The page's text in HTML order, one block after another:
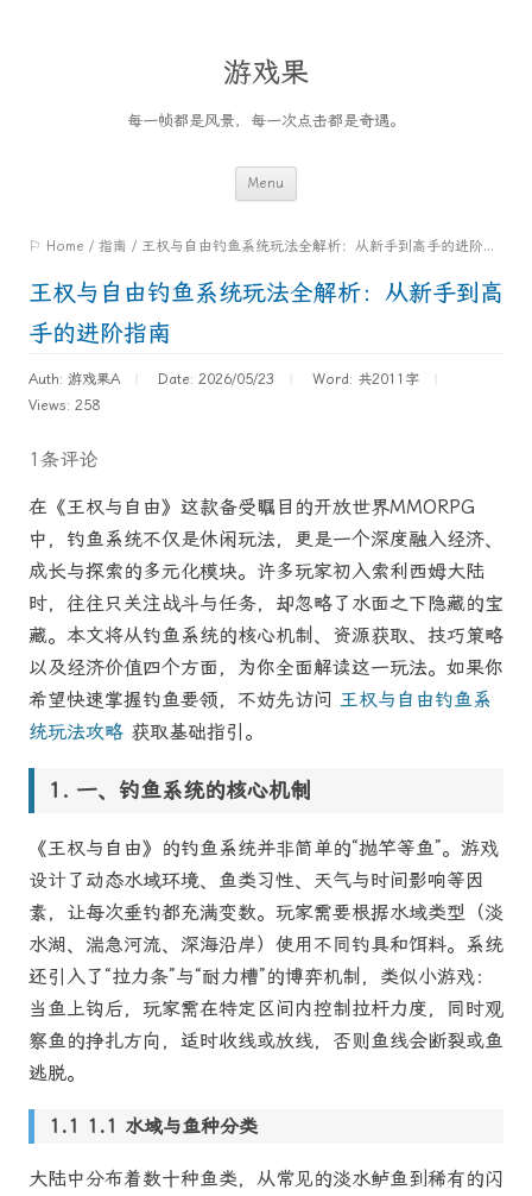
游戏果
每一帧都是风景，每一次点击都是奇遇。
Menu
content
⚐ Home / 指南 / 王权与自由钓鱼系统玩法全解析：从新手到高手的进阶指南
王权与自由钓鱼系统玩法全解析：从新手到高
手的进阶指南
Auth: 游戏果A Date: 2026/05/23 Word: 共2011字
Views: 258
1条评论
在《王权与自由》这款备受瞩目的开放世界MMORPG
中，钓鱼系统不仅是休闲玩法，更是一个深度融入经济、
成长与探索的多元化模块。许多玩家初入索利西姆大陆
时，往往只关注战斗与任务，却忽略了水面之下隐藏的宝
藏。本文将从钓鱼系统的核心机制、资源获取、技巧策略
以及经济价值四个方面，为你全面解读这一玩法。如果你
希望快速掌握钓鱼要领，不妨先访问 王权与自由钓鱼系
统玩法攻略 获取基础指引。
一、钓鱼系统的核心机制
《王权与自由》的钓鱼系统并非简单的“抛竿等鱼”。游戏
设计了动态水域环境、鱼类习性、天气与时间影响等因
素，让每次垂钓都充满变数。玩家需要根据水域类型（淡
水湖、湍急河流、深海沿岸）使用不同钓具和饵料。系统
还引入了“拉力条”与“耐力槽”的博弈机制，类似小游戏：
当鱼上钩后，玩家需在特定区间内控制拉杆力度，同时观
察鱼的挣扎方向，适时收线或放线，否则鱼线会断裂或鱼
逃脱。
1.1 水域与鱼种分类
大陆中分布着数十种鱼类，从常见的淡水鲈鱼到稀有的闪